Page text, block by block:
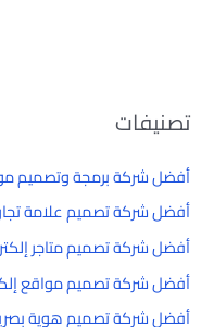
تصنيفات
أفضل شركة برمجة وتصميم
أفضل شركة تصميم علامة
أفضل شركة تصميم متاجر
أفضل شركة تصميم مواقع
أفضل شركة تصميم هوية